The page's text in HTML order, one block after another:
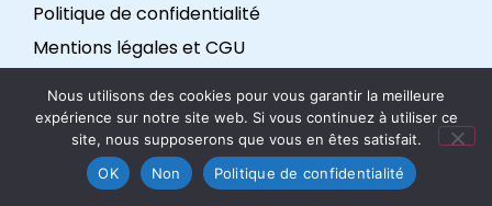
Politique de confidentialité
Mentions légales et CGU
Nous suivre
Nous utilisons des cookies pour vous garantir la meilleure
expérience sur notre site web. Si vous continuez à utiliser ce
site, nous supposerons que vous en êtes satisfait.
OK
Non Politique de confidentialité